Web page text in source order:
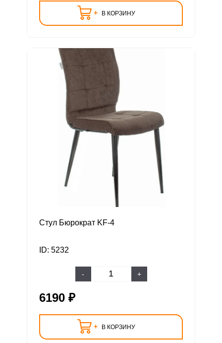
+ В КОРЗИНУ
Стул Бюрократ KF-4
ID: 5232
- +
6190 ₽
+ В КОРЗИНУ